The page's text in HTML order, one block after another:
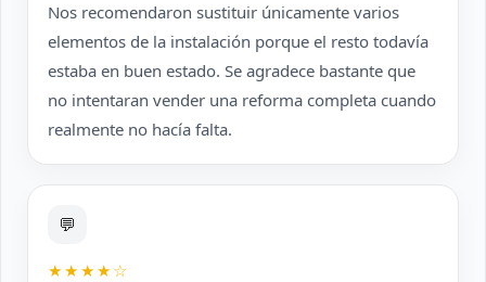
Nos recomendaron sustituir únicamente varios
elementos de la instalación porque el resto todavía
estaba en buen estado. Se agradece bastante que
no intentaran vender una reforma completa cuando
realmente no hacía falta.
💬
★★★★☆